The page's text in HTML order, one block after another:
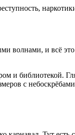
волнами, и всё
и библиотекой.
с